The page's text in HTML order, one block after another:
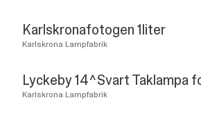
Karlskronafotogen 1liter
Karlskrona Lampfabrik
Lyckeby 14^Svart Taklampa
Karlskrona Lampfabrik